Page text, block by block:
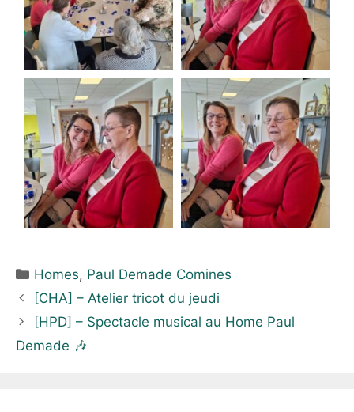
Homes, Paul Demade Comines
[CHA] – Atelier tricot du jeudi
[HPD] – Spectacle musical au Home Paul
Demade 🎶